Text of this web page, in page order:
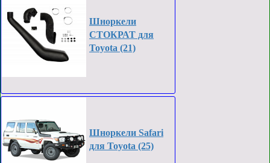
Шноркели
СТОКРАТ для
Toyota (21)
Шноркели Safari
для Toyota (25)